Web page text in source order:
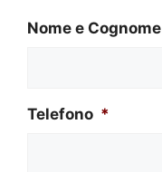
Nome e Cognome
Telefono *